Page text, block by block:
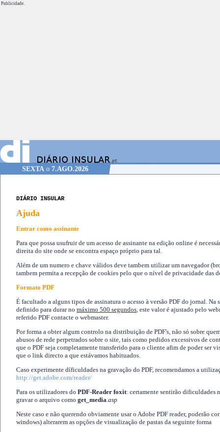
Publicidade.
SEXTA o 7.AGO.2026
DIÁRIO INSULAR
Ajuda
Entrar como assinante
Para que possa usufruir de um acesso de assinante na edição online é
direita do site onde se encontra espaço próprio para tal.
Além de um numero e chave válidos deve tambem utilizar um navegador
tambem permita a recepção de cookies pelo que o nível de privacidade das
Formato PDF
É facultado a alguns tipos de assinatura o acesso à versão PDF do jornal. Na
definido para durar no máximo 500 segundos, este valor é ajustado pelo
referido PDF contacte o webmaster.
Por forma a obter algum controlo na distribuição de PDF's, não só sobre
abusos de rede perpetrados sobre o site, tais como pedidos excessivos de
que o PDF seja completamente transferido para o cliente afim de poder ser
que o link directo a que estávamos habituados.
Caso experimente díficuldades na gravação do PDF, recomendamos a
http://get.adobe.com/reader/
Para os utilizadores do PDF-Reader foxit: certamente sentirão dificuldades
gravar o arquivo como get_media.asp
Neste caso e não querendo obviamente usar o Adobe PDF reader, poderão
windows) alterarem as opções de visualização de pastas da seguinte forma